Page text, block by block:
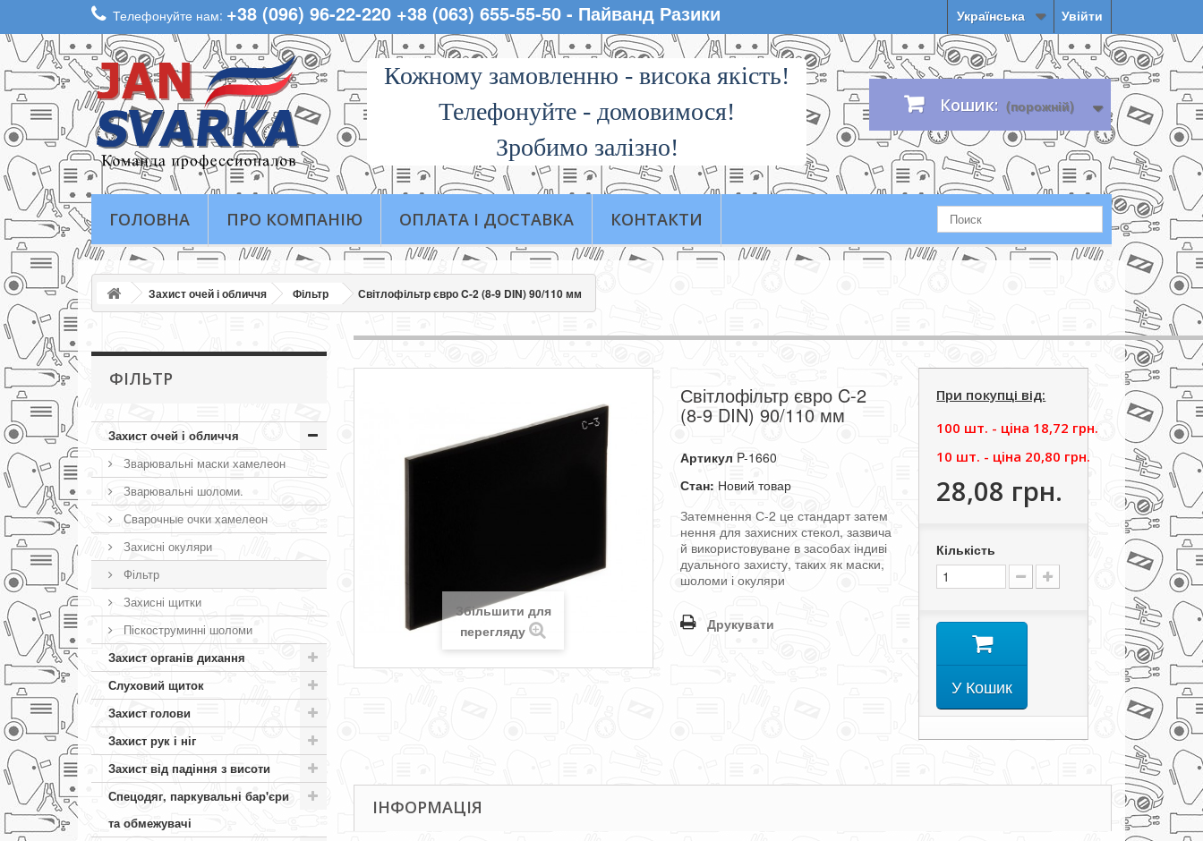
Увійти
Українська
Телефонуйте нам: +38 (096) 96-22-220 +38 (063) 655-55-50 - Пайванд Разики
Кожному замовленню - висока якiсть!
Телефонуйте - домовимося!
Зробимо залізно!
Кошик: (порожній)
ГОЛОВНА ПРО КОМПАНІЮ ОПЛАТА І ДОСТАВКА КОНТАКТИ
Захист очей і обличчя Фільтр Світлофільтр євро C-2 (8-9 DIN) 90/110 мм
ФІЛЬТР
Захист очей і обличчя
Зварювальні маски хамелеон
Зварювальні шоломи.
Сварочные очки хамелеон
Захисні окуляри
Фільтр
Захисні щитки
Піскоструминні шоломи
Захист органів дихання
Слуховий щиток
Захист голови
Захист рук і ніг
Захист від падіння з висоти
Спецодяг, паркувальні бар'єри
та обмежувачі
Збільшити для
перегляду
Світлофільтр євро C-2
(8-9 DIN) 90/110 мм
Артикул P-1660
Стан: Новий товар
Затемнення С-2 це стандарт затем
нення для захисних стекол,зазвича
й використовуване в засобах індиві
дуального захисту,таких як маски,
шоломи і окуляри
Друкувати
При покупці від:
100 шт. - цiна 18,72 грн.
10 шт. - цiна 20,80 грн.
28,08 грн.
Кількість
У Кошик
ІНФОРМАЦІЯ